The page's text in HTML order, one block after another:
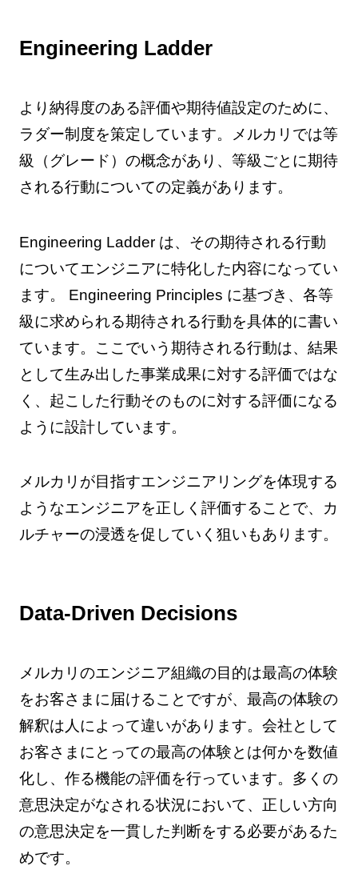
Engineering Ladder
より納得度のある評価や期待値設定のために、
ラダー制度を策定しています。メルカリでは等
級（グレード）の概念があり、等級ごとに期待
される行動についての定義があります。
Engineering Ladder は、その期待される行動
についてエンジニアに特化した内容になってい
ます。 Engineering Principles に基づき、各等
級に求められる期待される行動を具体的に書い
ています。ここでいう期待される行動は、結果
として生み出した事業成果に対する評価ではな
く、起こした行動そのものに対する評価になる
ように設計しています。
メルカリが目指すエンジニアリングを体現する
ようなエンジニアを正しく評価することで、カ
ルチャーの浸透を促していく狙いもあります。
Data-Driven Decisions
メルカリのエンジニア組織の目的は最高の体験
をお客さまに届けることですが、最高の体験の
解釈は人によって違いがあります。会社として
お客さまにとっての最高の体験とは何かを数値
化し、作る機能の評価を行っています。多くの
意思決定がなされる状況において、正しい方向
の意思決定を一貫した判断をする必要があるた
めです。